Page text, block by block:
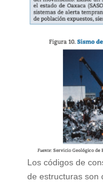
Los códigos de
de estructuras son